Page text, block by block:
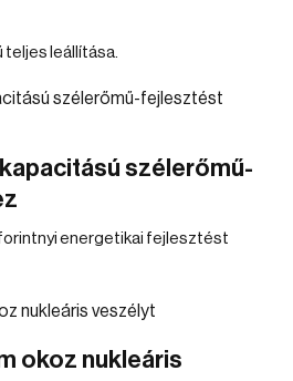
teljes leállítása.
szélerőmű-
energetikai fejlesztést
okoz nukleáris